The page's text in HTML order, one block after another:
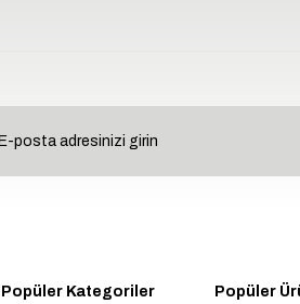
Popüler Kategoriler Popüler